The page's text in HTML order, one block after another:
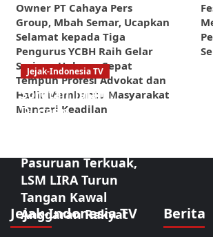
Owner PT Cahaya Pers
Group, Mbah Semar, Ucapkan
Selamat kepada Tiga
Pengurus YCBH Raih Gelar
Sarjana Hukum, Cepat
Tempuh Profesi Advokat dan
Hadir Membantu Masyarakat
Mencari Keadilan
Jejak-Indonesia TV
Jejak-Indonesia TV
Sorotan Tajam:
Dugaan
Pasuruan Terkuak,
LSM LIRA Turun
Tangan Kawal
Anggaran Rakyat
Berita